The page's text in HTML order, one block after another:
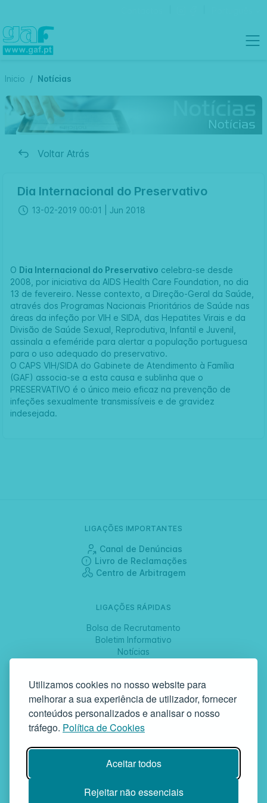
Utilizamos cookies no nosso website para
melhorar a sua experiência de utilizador, fornecer
conteúdos personalizados e analisar o nosso
tráfego. Política de Cookies
Aceitar todos
Rejeitar não essenciais
Inicio Notícias
Voltar Atrás
Dia Internacional do Preservativo
13-02-2019 00:01 | Jun 2018
O Dia Internacional do Preservativo celebra-se desde
2008, por iniciativa da AIDS Health Care Foundation, no dia
13 de fevereiro. Nesse contexto, a Direção-Geral da Saúde
através dos Programas Nacionais Prioritários de Saúde nas
áreas da infeção por VIH e SIDA, das Hepatites Virais e da
Divisão de Saúde Sexual, Reprodutiva, Infantil e Juvenil,
assinala a efeméride para alertar a população portuguesa
para o uso adequado do preservativo.
O CAPS VIH/SIDA do Gabinete de Atendimento à Família
(GAF) associa-se a esta causa e sublinha que o
PRESERVATIVO é o único meio eficaz na prevenção de
infeções sexualmente transmissíveis e de gravidez
indesejada.
LIGAÇÕES IMPORTANTES
Canal de Denúncias
Livro de Reclamações
Centro de Arbitragem
LIGAÇÕES RÁPIDAS
Bolsa de Recrutamento
Boletim Informativo
Notícias
SIGA-NOS
GAF | Gabinete de Atendimento à Família
Rua da Bandeira, 342 | 4900-561 Viana do Castelo | tel +351 258
Instituição Particular de Solidariedade Social | Inscrição nº 58/96
Publicada em D.R. III 14-03-1997 | N.º Contribuinte 503748935